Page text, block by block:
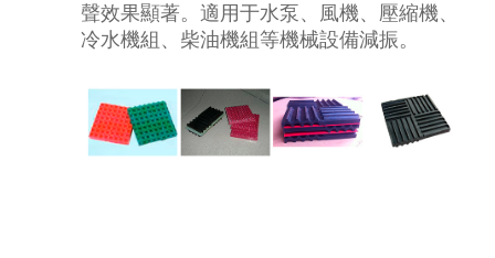
聲效果顯著。適用于水泵、風機、壓縮機、
冷水機組、柴油機組等機械設備減振。